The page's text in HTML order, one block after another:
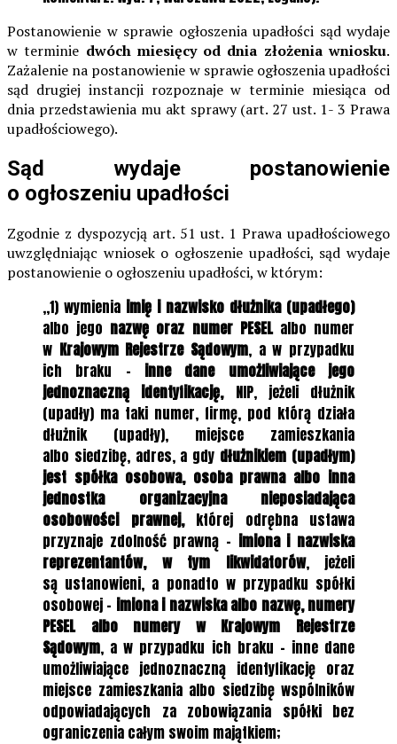
Postanowienie w sprawie ogłoszenia upadłości sąd wydaje
w terminie dwóch miesięcy od dnia złożenia wniosku.
Zażalenie na postanowienie w sprawie ogłoszenia upadłości
sąd drugiej instancji rozpoznaje w terminie miesiąca od
dnia przedstawienia mu akt sprawy (art. 27 ust. 1- 3 Prawa
upadłościowego).
Sąd wydaje postanowienie
o ogłoszeniu upadłości
Zgodnie z dyspozycją art. 51 ust. 1 Prawa upadłościowego
uwzględniając wniosek o ogłoszenie upadłości, sąd wydaje
postanowienie o ogłoszeniu upadłości, w którym:
„1) wymienia imię i nazwisko dłużnika (upadłego)
albo jego nazwę oraz numer PESELalbo numer
w Krajowym Rejestrze Sądowym, a w przypadku
ich braku – inne dane umożliwiające jego
jednoznaczną identyfikację, NIP, jeżeli dłużnik
(upadły) ma taki numer, firmę, pod którą działa
dłużnik (upadły), miejsce zamieszkania
albo siedzibę, adres, a gdy dłużnikiem (upadłym)
jest spółka osobowa, osoba prawna albo inna
jednostka organizacyjna nieposiadająca
osobowości prawnej,której odrębna ustawa
przyznaje zdolność prawną – imiona i nazwiska
reprezentantów, w tym likwidatorów, jeżeli
są ustanowieni, a ponadto w przypadku spółki
osobowej – imiona i nazwiska albo nazwę, numery
PESEL albo numery w Krajowym Rejestrze
Sądowym, a w przypadku ich braku – inne dane
umożliwiające jednoznaczną identyfikację oraz
miejsce zamieszkania albo siedzibę wspólników
odpowiadających za zobowiązania spółki bez
ograniczenia całym swoim majątkiem;